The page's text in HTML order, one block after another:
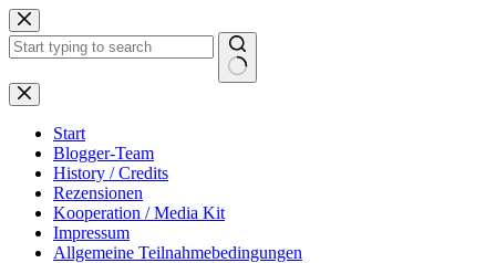
Zum
Inhalt
springen
Start
Blogger-Team
History / Credits
Rezensionen
Kooperation / Media Kit
Impressum
Allgemeine Teilnahmebedingungen